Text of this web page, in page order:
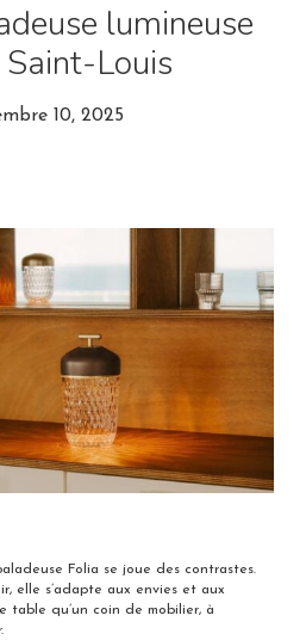
lumineuse
Saint-Louis
10, 2025
Folia se joue des contrastes.
elle s’adapte aux envies et aux
table qu’un coin de mobilier, à